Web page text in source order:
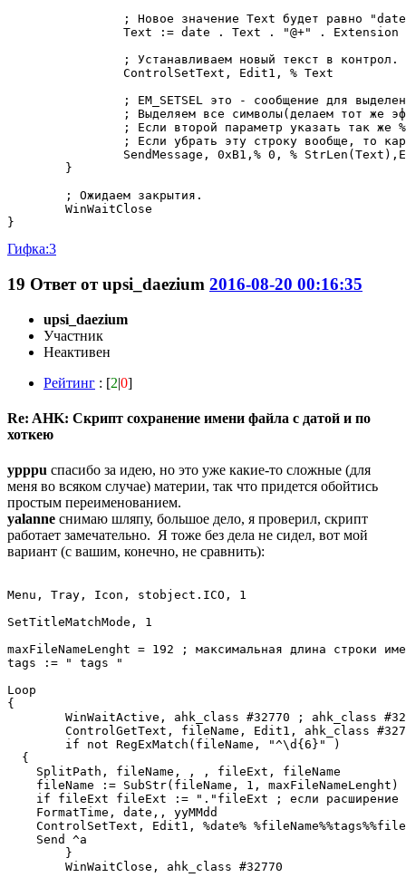
}
Гифка:3
19 Ответ отupsi_daezium 2016-08-20 00:16:35
upsi_daezium
Участник
Неактивен
Рейтинг : [2|0]
Re: AHK: Скрипт сохранение имени файла с датой и по
хоткею
ypppu спасибо за идею, но это уже какие-то сложные (для
меня во всяком случае) материи, так что придется обойтись
простым переименованием.
yalanne снимаю шляпу, большое дело, я проверил, скрипт
работает замечательно. Я тоже без дела не сидел, вот мой
вариант (с вашим, конечно, не сравнить):
Menu, Tray, Icon, stobject.ICO, 1
SetTitleMatchMode, 1
maxFileNameLenght = 192 ; максимальная длина строки
tags := " tags "
Loop
{
  {
    SplitPath, fileName, , , fileExt, fileName
    fileName := SubStr(fileName, 1, maxFileNameLenght)
if fileExt fileExt := "."fileExt ; если
    FormatTime, date,, yyMMdd
ControlSetText, Edit1, %date%
    Send ^a